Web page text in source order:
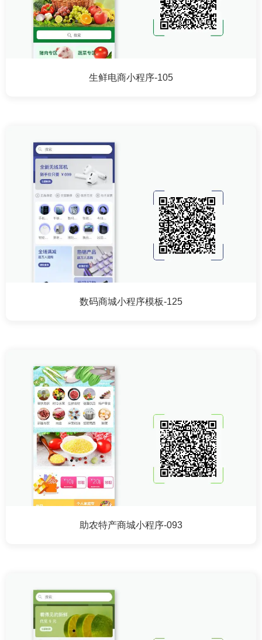
生鲜电商小程序-105
数码商城小程序模板-125
助农特产商城小程序-093